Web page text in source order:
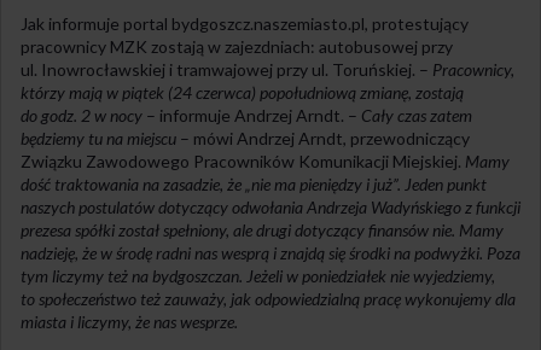
Jak informuje portal bydgoszcz.naszemiasto.pl, protestujący
pracownicy MZK zostają w zajezdniach: autobusowej przy
ul. Inowrocławskiej i tramwajowej przy ul. Toruńskiej. – Pracownicy,
którzy mają w piątek (24 czerwca) popołudniową zmianę, zostają
do godz. 2 w nocy – informuje Andrzej Arndt. – Cały czas zatem
będziemy tu na miejscu – mówi Andrzej Arndt, przewodniczący
Związku Zawodowego Pracowników Komunikacji Miejskiej. Mamy
dość traktowania na zasadzie, że „nie ma pieniędzy i już”. Jeden punkt
naszych postulatów dotyczący odwołania Andrzeja Wadyńskiego z funkcji
prezesa spółki został spełniony, ale drugi dotyczący finansów nie. Mamy
nadzieję, że w środę radni nas wesprą i znajdą się środki na podwyżki. Poza
tym liczymy też na bydgoszczan. Jeżeli w poniedziałek nie wyjedziemy,
to społeczeństwo też zauważy, jak odpowiedzialną pracę wykonujemy dla
miasta i liczymy, że nas wesprze.